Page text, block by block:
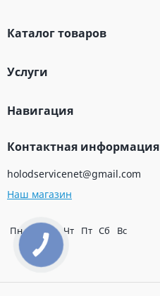
Каталог товаров
Услуги
Навигация
Контактная информация
holodservicenet@gmail.com
Наш магазин
Пн Вт Ср Чт Пт Сб Вс